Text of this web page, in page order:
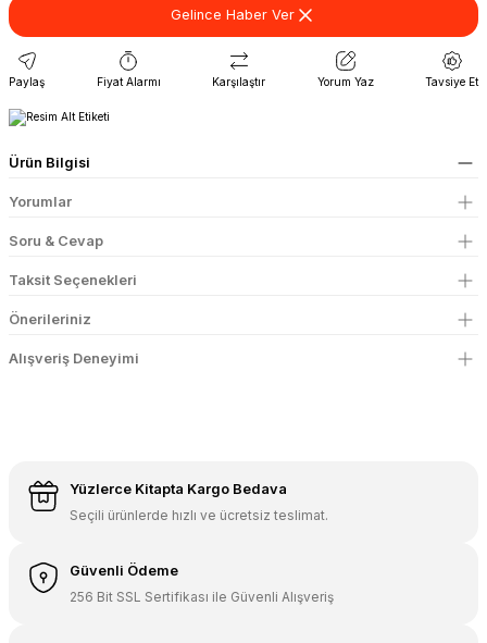
Gelince Haber Ver
Paylaş Fiyat Alarmı Karşılaştır Yorum Yaz Tavsiye Et
Ürün Bilgisi
Yorumlar
Soru & Cevap
Taksit Seçenekleri
Önerileriniz
Alışveriş Deneyimi
Yüzlerce Kitapta Kargo Bedava
Seçili ürünlerde hızlı ve ücretsiz teslimat.
Güvenli Ödeme
256 Bit SSL Sertifikası ile Güvenli Alışveriş